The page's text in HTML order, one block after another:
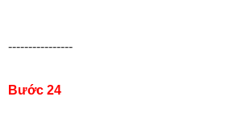
----------------
Bước 24